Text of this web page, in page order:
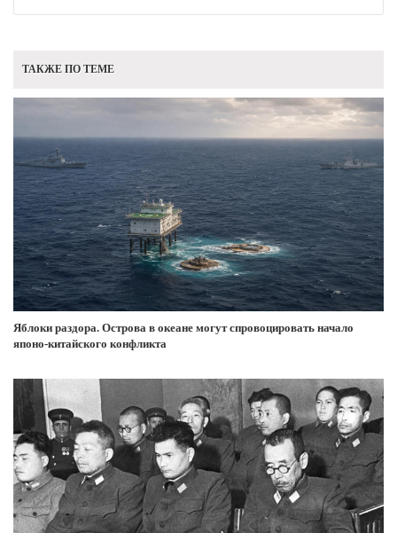
ТАКЖЕ ПО ТЕМЕ
Яблоки раздора. Острова в океане могут спровоцировать начало
японо-китайского конфликта